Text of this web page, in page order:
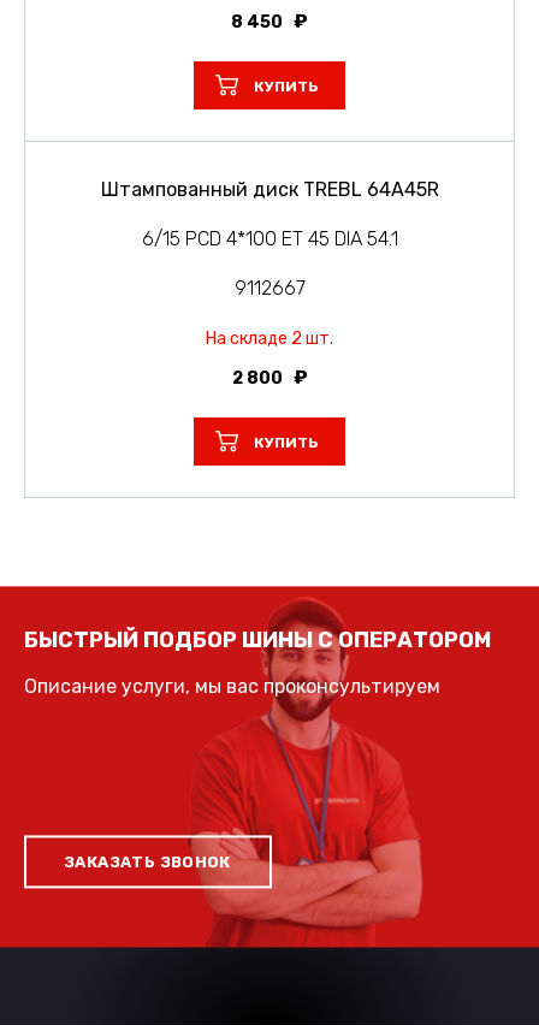
8 450
КУПИТЬ
Штампованный диск TREBL 64A45R
6/15 PCD 4*100 ET 45 DIA 54.1
9112667
На складе 2 шт.
2 800
КУПИТЬ
БЫСТРЫЙ ПОДБОР ШИНЫ С ОПЕРАТОРОМ
Описание услуги, мы вас проконсультируем
ЗАКАЗАТЬ ЗВОНОК